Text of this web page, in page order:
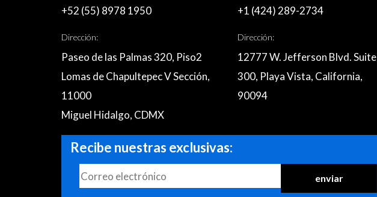
+52 (55) 8978 1950
Dirección:
Paseo de las Palmas 320, Piso2
Lomas de Chapultepec V Sección,
11000
Miguel Hidalgo, CDMX
+1 (424) 289-2734
Dirección:
12777 W. Jefferson Blvd. Suite
300, Playa Vista, California,
90094
Recibe nuestras exclusivas: